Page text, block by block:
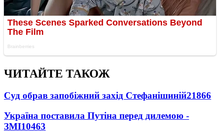
ЧИТАЙТЕ ТАКОЖ
Суд обрав запобіжний захід Стефанішиній21866
Україна поставила Путіна перед дилемою -
ЗМІ10463